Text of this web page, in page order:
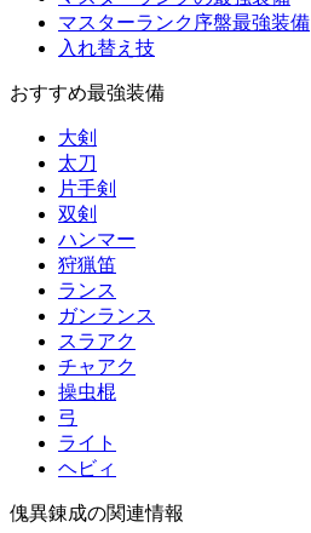
マスターランク序盤最強装備
入れ替え技
おすすめ最強装備
大剣
太刀
片手剣
双剣
ハンマー
狩猟笛
ランス
ガンランス
スラアク
チャアク
操虫棍
弓
ライト
ヘビィ
傀異錬成の関連情報